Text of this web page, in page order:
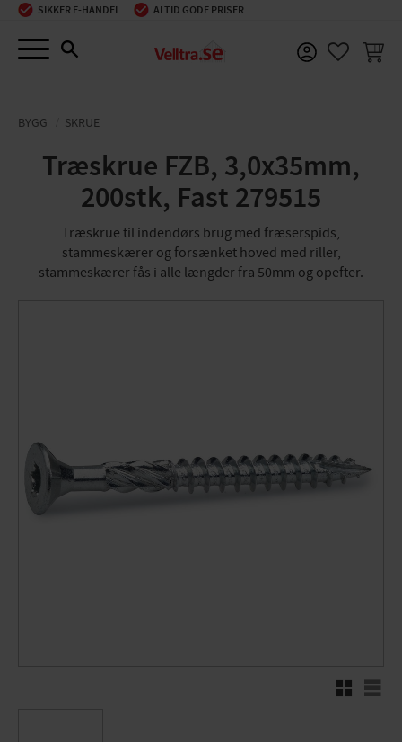
Menu
SIKKER E-HANDEL ALTID GODE PRISER
BYGG SKRUE
Træskrue FZB, 3,0x35mm,
200stk, Fast 279515
Træskrue til indendørs brug med fræserspids,
stammeskærer og forsænket hoved med riller,
stammeskærer fås i alle længder fra 50mm og opefter.
RutenettListe